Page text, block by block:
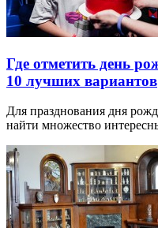
Где отметить день
10 лучших вариантов
Для празднования дня
найти множество